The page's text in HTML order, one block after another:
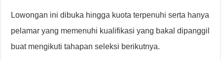
Lowongan ini dibuka hingga kuota terpenuhi serta hanya
pelamar yang memenuhi kualifikasi yang bakal dipanggil
buat mengikuti tahapan seleksi berikutnya.